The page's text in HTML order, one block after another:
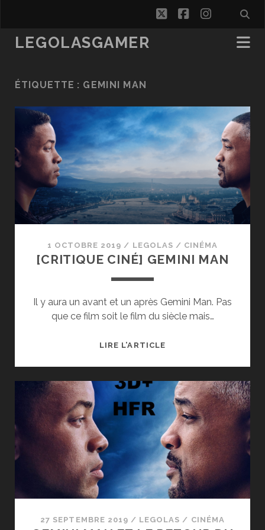
twitterfacebook
LEGOLASGAMER
ÉTIQUETTE : GEMINI MAN
1 OCTOBRE 2019 / LEGOLAS / CINÉMA
[CRITIQUE CINÉ] GEMINI MAN
Il y aura un avant et un après Gemini Man. Pas
que ce film soit le film du siècle mais…
LIRE L’ARTICLE[CRITIQUE
MAN
27 SEPTEMBRE 2019 / LEGOLAS / CINÉMA